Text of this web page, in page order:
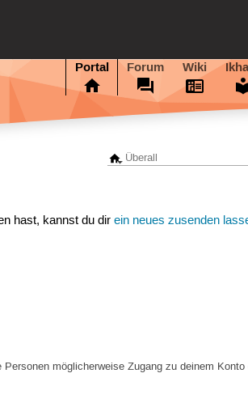
Portal Forum Wiki
hast, kannst du direin neues zusenden
möglicherweise Zugang zu deinem Konto